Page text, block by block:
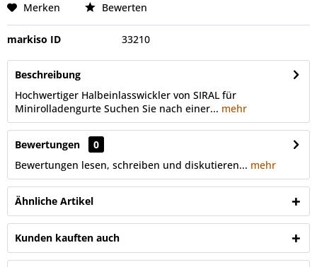
Merken Bewerten
markiso ID 33210
Beschreibung
Hochwertiger Halbeinlasswickler von SIRAL für
Minirolladengurte Suchen Sie nach einer... mehr
Bewertungen
0
Bewertungen lesen, schreiben und diskutieren... mehr
Ähnliche Artikel
Kunden kauften auch